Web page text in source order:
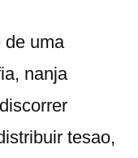
de uma
nanja
tesao,